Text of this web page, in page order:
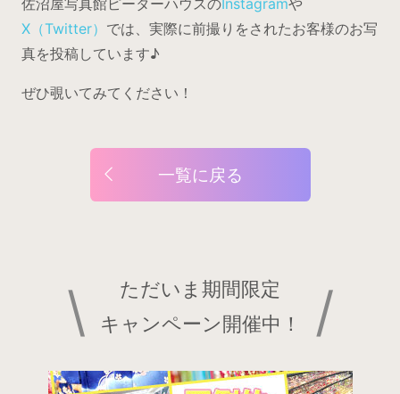
X（Twitter） では、実際に前撮りをされたお客様のお写
真を投稿しています♪
ぜひ覗いてみてください！
一覧に戻る
\
ただいま期間限定
キャンペーン開催中！
/